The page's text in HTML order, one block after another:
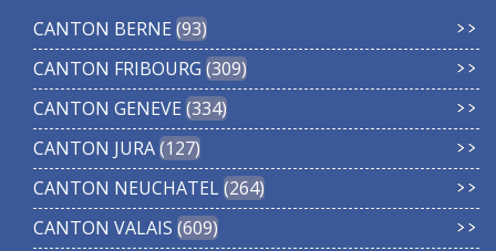
CANTON BERNE 93
CANTON FRIBOURG 309
CANTON GENEVE 334
CANTON JURA 127
CANTON NEUCHATEL 264
CANTON VALAIS 609